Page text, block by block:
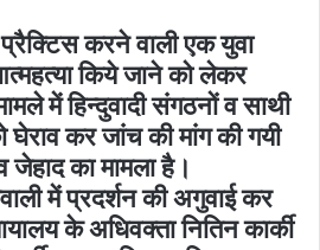
करने वाली एक युवा
किये जाने को लेकर
में हिन्दुवादी संगठनों व साथी
घेराव कर जांच की मांग की गयी
का मामला है।
में प्रदर्शन की अगुवाई कर
के अधिवक्ता नितिन कार्की